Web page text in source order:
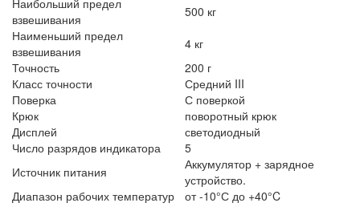
взвешивания
500 кг
Наименьший предел
взвешивания
4 кг
Точность
200 г
Класс точности
Средний III
Поверка
С поверкой
Крюк
поворотный крюк
Дисплей
светодиодный
Число разрядов индикатора
5
Источник питания
Аккумулятор + зарядное
устройство.
Диапазон рабочих температур
от -10°С до +40°C